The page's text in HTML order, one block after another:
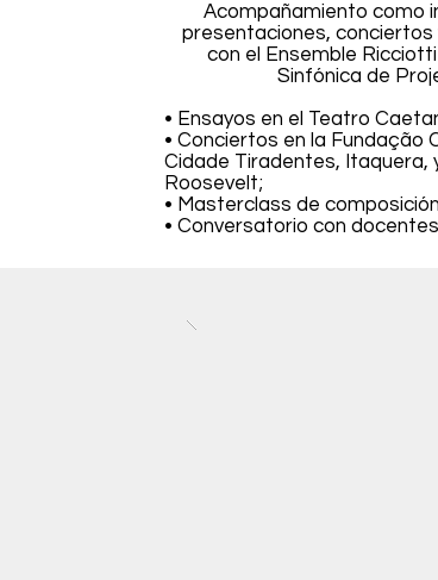
Acompañamiento como
presentaciones, conciertos
con el Ensemble
Sinfónica de
• Ensayos en el Teatro
• Conciertos en la Fundação
Cidade Tiradentes, Itaquera,
Roosevelt;
• Masterclass de
• Conversatorio con